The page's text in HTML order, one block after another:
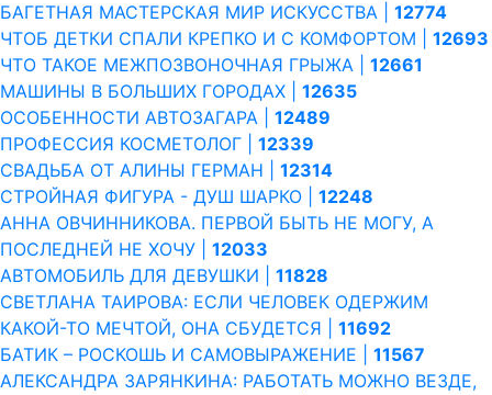
БАГЕТНАЯ МАСТЕРСКАЯ МИР ИСКУССТВА | 12774
ЧТОБ ДЕТКИ СПАЛИ КРЕПКО И С КОМФОРТОМ | 12693
ЧТО ТАКОЕ МЕЖПОЗВОНОЧНАЯ ГРЫЖА | 12661
МАШИНЫ В БОЛЬШИХ ГОРОДАХ | 12635
ОСОБЕННОСТИ АВТОЗАГАРА | 12489
ПРОФЕССИЯ КОСМЕТОЛОГ | 12339
СВАДЬБА ОТ АЛИНЫ ГЕРМАН | 12314
СТРОЙНАЯ ФИГУРА - ДУШ ШАРКО | 12248
АННА ОВЧИННИКОВА. ПЕРВОЙ БЫТЬ НЕ МОГУ, А
ПОСЛЕДНЕЙ НЕ ХОЧУ | 12033
АВТОМОБИЛЬ ДЛЯ ДЕВУШКИ | 11828
СВЕТЛАНА ТАИРОВА: ЕСЛИ ЧЕЛОВЕК ОДЕРЖИМ
КАКОЙ­-ТО МЕЧТОЙ, ОНА СБУДЕТСЯ | 11692
БАТИК – РОСКОШЬ И САМОВЫРАЖЕНИЕ | 11567
АЛЕКСАНДРА ЗАРЯНКИНА: РАБОТАТЬ МОЖНО ВЕЗДЕ,